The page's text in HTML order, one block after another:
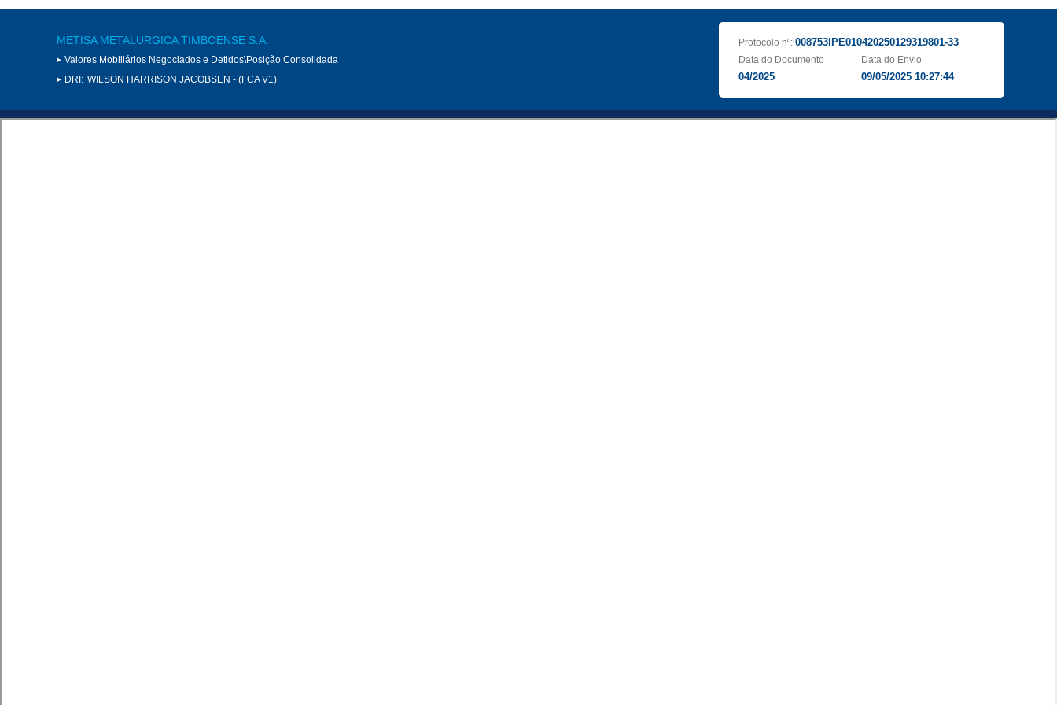
METISA METALURGICA TIMBOENSE S.A.
Valores Mobiliários Negociados e Detidos\Posição Consolidada
DRI: WILSON HARRISON JACOBSEN - (FCA V1)
Protocolo nº: 008753IPE010420250129319801-33
Data do Documento
04/2025
Data do Envio
09/05/2025 10:27:44